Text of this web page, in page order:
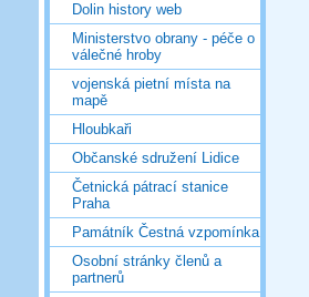
Dolin history web
Ministerstvo obrany - péče o
válečné hroby
vojenská pietní místa na
mapě
Hloubkaři
Občanské sdružení Lidice
Četnická pátrací stanice
Praha
Památník Čestná vzpomínka
Osobní stránky členů a
partnerů